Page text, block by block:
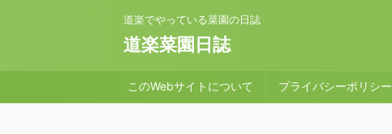
道楽でやっている菜園の日誌
道楽菜園日誌
このWebサイトについて プライバシーポリシー